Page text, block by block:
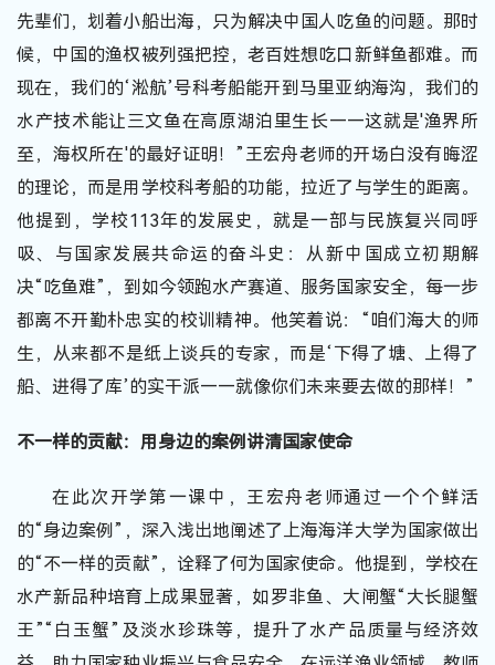
先辈们，划着小船出海，只为解决中国人吃鱼的问题。那时
候，中国的渔权被列强把控，老百姓想吃口新鲜鱼都难。而
现在，我们的‘淞航’号科考船能开到马里亚纳海沟，我们的
水产技术能让三文鱼在高原湖泊里生长——这就是'渔界所
至，海权所在'的最好证明！”王宏舟老师的开场白没有晦涩
的理论，而是用学校科考船的功能，拉近了与学生的距离。
他提到，学校113年的发展史，就是一部与民族复兴同呼
吸、与国家发展共命运的奋斗史：从新中国成立初期解
决“吃鱼难”，到如今领跑水产赛道、服务国家安全，每一步
都离不开勤朴忠实的校训精神。他笑着说：“咱们海大的师
生，从来都不是纸上谈兵的专家，而是‘下得了塘、上得了
船、进得了库’的实干派——就像你们未来要去做的那样！”
不一样的贡献：用身边的案例讲清国家使命
在此次开学第一课中，王宏舟老师通过一个个鲜活
的“身边案例”，深入浅出地阐述了上海海洋大学为国家做出
的“不一样的贡献”，诠释了何为国家使命。他提到，学校在
水产新品种培育上成果显著，如罗非鱼、大闸蟹“大长腿蟹
王”“白玉蟹”及淡水珍珠等，提升了水产品质量与经济效